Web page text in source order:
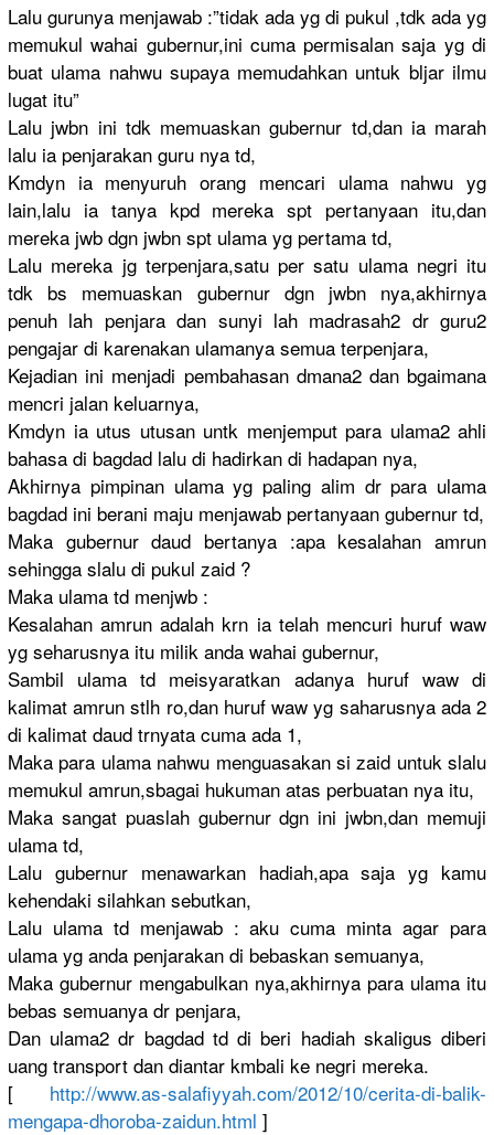
Lalu gurunya menjawab :”tidak ada yg di pukul ,tdk ada yg
memukul wahai gubernur,ini cuma permisalan saja yg di
buat ulama nahwu supaya memudahkan untuk bljar ilmu
lugat itu”
Lalu jwbn ini tdk memuaskan gubernur td,dan ia marah
lalu ia penjarakan guru nya td,
Kmdyn ia menyuruh orang mencari ulama nahwu yg
lain,lalu ia tanya kpd mereka spt pertanyaan itu,dan
mereka jwb dgn jwbn spt ulama yg pertama td,
Lalu mereka jg terpenjara,satu per satu ulama negri itu
tdk bs memuaskan gubernur dgn jwbn nya,akhirnya
penuh lah penjara dan sunyi lah madrasah2 dr guru2
pengajar di karenakan ulamanya semua terpenjara,
Kejadian ini menjadi pembahasandmana2 dan bgaimana
mencri jalan keluarnya,
Kmdyn ia utus utusan untk menjemput para ulama2 ahli
bahasa di bagdad lalu di hadirkan di hadapan nya,
Akhirnya pimpinan ulama yg paling alim dr para ulama
bagdad ini berani maju menjawab pertanyaan gubernur td,
Maka gubernur daud bertanya :apa kesalahan amrun
sehingga slalu di pukul zaid ?
Maka ulama td menjwb :
Kesalahan amrun adalah krn ia telah mencuri huruf waw
yg seharusnya itu milik anda wahai gubernur,
Sambil ulama td meisyaratkan adanya huruf waw di
kalimat amrun stlh ro,dan huruf waw yg saharusnyaada 2
di kalimat daud trnyata cuma ada 1,
Maka para ulama nahwu menguasakan si zaid untuk slalu
memukul amrun,sbagai hukuman atas perbuatan nya itu,
Maka sangat puaslah gubernur dgn ini jwbn,dan memuji
ulama td,
Lalu gubernur menawarkanhadiah,apasaja yg kamu
kehendaki silahkan sebutkan,
Lalu ulama td menjawab : aku cuma minta agar para
ulama yg anda penjarakan di bebaskan semuanya,
Maka gubernur mengabulkan nya,akhirnya para ulama itu
bebas semuanya dr penjara,
Dan ulama2 dr bagdad td di beri hadiah skaligus diberi
uang transport dan diantar kmbali ke negri mereka.
[ http://www.as-salafiyyah.com/2012/10/cerita-di-balik-
mengapa-dhoroba-zaidun.html ]